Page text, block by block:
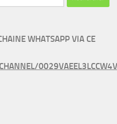
WHATSAPP VIA CE